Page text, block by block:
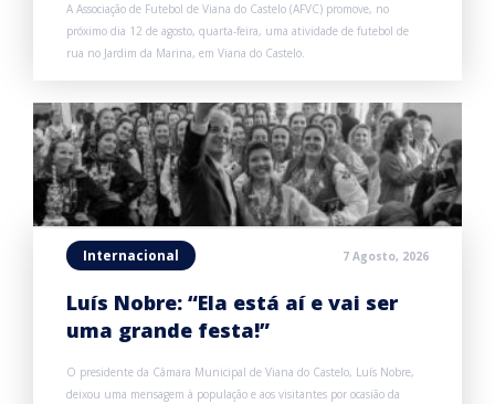
A Associação de Futebol de Viana do Castelo (AFVC) promove, no
próximo dia 12 de agosto, quarta-feira, uma atividade de futebol de
rua no Jardim da Marina, em Viana do Castelo.
Internacional 7 Agosto, 2026
Luís Nobre: “Ela está aí e vai ser
uma grande festa!”
O presidente da Câmara Municipal de Viana do Castelo, Luís Nobre,
deixou uma mensagem à população e aos visitantes por ocasião da